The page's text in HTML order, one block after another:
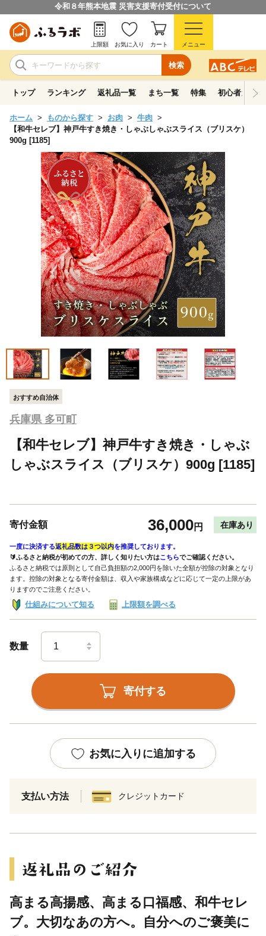
令和８年熊本地震 災害支援寄付受付について
検索
上限額 お気に入り カート メニュー
トップ ランキング 返礼品一覧 まち一覧 特集 初心者ガイド
ホーム ものから探す お肉
牛肉
【和牛セレブ】神戸牛すき焼き・しゃぶしゃぶスライス（ブリスケ）
900g [1185]
おすすめ自治体
兵庫県 多可町
【和牛セレブ】神戸牛すき焼き・しゃぶ
しゃぶスライス（ブリスケ）900g [1185]
寄付金額 36,000円 在庫あり
一度に決済する返礼品数は３つ以内を推奨しております。
🔰ふるさと納税が初めての方、詳しく知りたい方はこちらでご確認ください。
ふるさと納税では原則として自己負担額の2,000円を除いた全額が控除の対象となり
ます。控除の対象となる寄付金額は、収入や家族構成などに応じて一定の上限があ
りますのでご注意ください。
仕組みについて知る 上限額を調べる
数量
寄付する
お気に入りに追加する
支払い方法 クレジットカード
高まる高揚感、高まる口福感、和牛セレ
ブ。大切なあの方へ。自分へのご褒美に